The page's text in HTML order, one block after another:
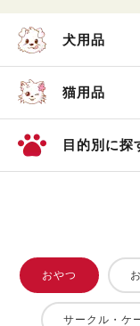
犬用品
猫用品
目的別に探
おやつ
サークル・ケ